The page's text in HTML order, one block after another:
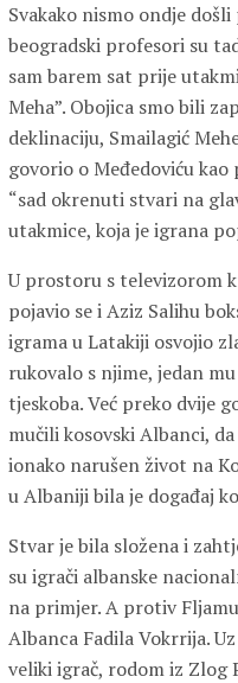
Svakako nismo ondje
beogradski profesori su
sam barem sat prije
Meha”. Obojica smo bili
deklinaciju, Smailagić
govorio o Međedoviću
“sad okrenuti stvari na
utakmice, koja je igrana
U prostoru s televizorom
pojavio se i Aziz Salihu
igrama u Latakiji osvojio
rukovalo s njime, jedan
tjeskoba. Već preko dvije
mučili kosovski Albanci,
ionako narušen život na
u Albaniji bila je događaj
Stvar je bila složena i
su igrači albanske
na primjer. A protiv
Albanca Fadila Vokrrija.
veliki igrač, rodom iz Zlog